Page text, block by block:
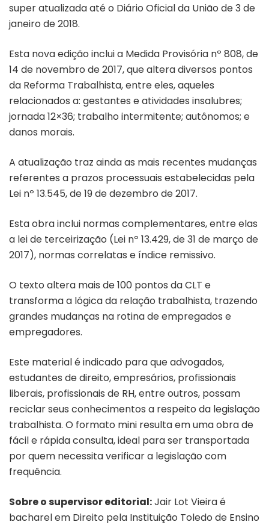
super atualizada até o Diário Oficial da União de 3 de
janeiro de 2018.
Esta nova edição inclui a Medida Provisória nº 808, de
14 de novembro de 2017, que altera diversos pontos
da Reforma Trabalhista, entre eles, aqueles
relacionados a: gestantes e atividades insalubres;
jornada 12×36; trabalho intermitente; autônomos; e
danos morais.
A atualização traz ainda as mais recentes mudanças
referentes a prazos processuais estabelecidas pela
Lei nº 13.545, de 19 de dezembro de 2017.
Esta obra inclui normas complementares, entre elas
a lei de terceirização (Lei nº 13.429, de 31 de março de
2017), normas correlatas e índice remissivo.
O texto altera mais de 100 pontos da CLT e
transforma a lógica da relação trabalhista, trazendo
grandes mudanças na rotina de empregados e
empregadores.
Este material é indicado para que advogados,
estudantes de direito, empresários, profissionais
liberais, profissionais de RH, entre outros, possam
reciclar seus conhecimentos a respeito da legislação
trabalhista. O formato mini resulta em uma obra de
fácil e rápida consulta, ideal para ser transportada
por quem necessita verificar a legislação com
frequência.
Sobre o supervisor editorial:Jair Lot Vieira é
bacharel em Direito pela Instituição Toledo de Ensino